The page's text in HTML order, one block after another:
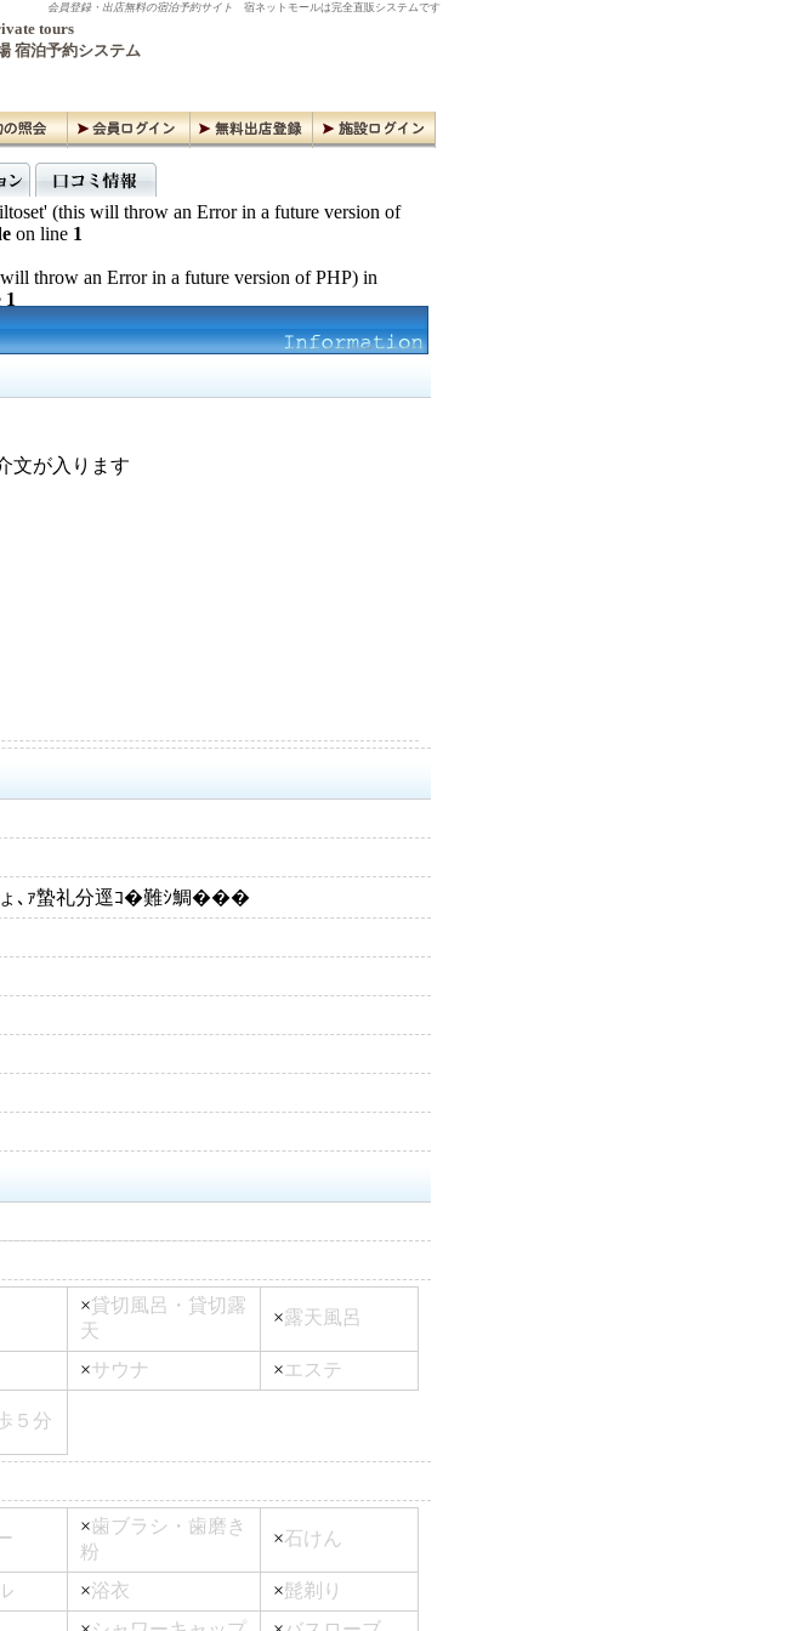
会員登録・出店無料の宿泊予約サイト 宿ネットモールは完全直販システムです
tours
宿泊予約システム
(this will throw an Error in a future version of
on line 1
throw an Error in a future version of PHP) in
1
文が入ります
ょ､ｧ蟄礼分逕ｺ�難ｼ鯛���
×貸切風呂・貸切露
天
×露天風呂
×サウナ ×エステ
５分
×歯ブラシ・歯磨き
粉
×石けん
×浴衣 ×髭剃り